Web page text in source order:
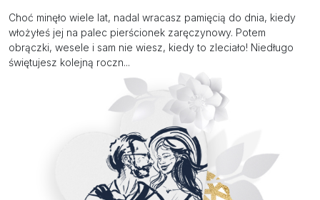
Choć minęło wiele lat, nadal wracasz pamięcią do dnia, kiedy
włożyłeś jej na palec pierścionek zaręczynowy. Potem
obrączki, wesele i sam nie wiesz, kiedy to zleciało! Niedługo
świętujesz kolejną roczn...